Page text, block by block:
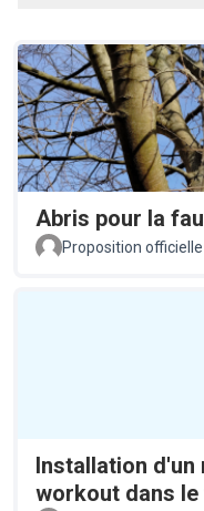
Abris pour la
Proposition officielle
Installation d'un
workout dans